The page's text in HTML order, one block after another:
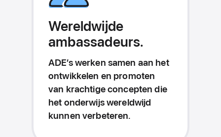
Wereldwijde
ambassadeurs.
ADE’s werken samen aan het
ontwikkelen en promoten
van krachtige concepten die
het onderwijs wereldwijd
kunnen verbeteren.